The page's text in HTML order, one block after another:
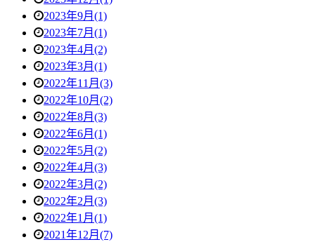
2023年9月(1)
2023年7月(1)
2023年4月(2)
2023年3月(1)
2022年11月(3)
2022年10月(2)
2022年8月(3)
2022年6月(1)
2022年5月(2)
2022年4月(3)
2022年3月(2)
2022年2月(3)
2022年1月(1)
2021年12月(7)